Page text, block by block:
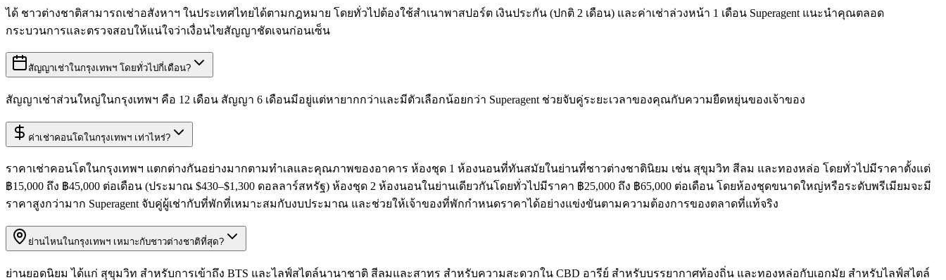
ได้ ชาวต่างชาติสามารถเช่าอสังหาฯ ในประเทศไทยได้ตามกฎหมาย โดยทั่วไปต้องใช้สำเนาพาสปอร์ต เงินประกัน (ปกติ 2 เดือน) และค่าเช่าล่วงหน้า 1 เดือน Superagent แนะนำคุณตลอด
กระบวนการและตรวจสอบให้แน่ใจว่าเงื่อนไขสัญญาชัดเจนก่อนเซ็น
สัญญาเช่าในกรุงเทพฯ โดยทั่วไปกี่เดือน?
สัญญาเช่าส่วนใหญ่ในกรุงเทพฯ คือ 12 เดือน สัญญา 6 เดือนมีอยู่แต่หายากกว่าและมีตัวเลือกน้อยกว่า Superagent ช่วยจับคู่ระยะเวลาของคุณกับความยืดหยุ่นของเจ้าของ
ค่าเช่าคอนโดในกรุงเทพฯ เท่าไหร่?
ราคาเช่าคอนโดในกรุงเทพฯ แตกต่างกันอย่างมากตามทำเลและคุณภาพของอาคาร ห้องชุด 1 ห้องนอนที่ทันสมัยในย่านที่ชาวต่างชาตินิยม เช่น สุขุมวิท สีลม และทองหล่อ โดยทั่วไปมีราคาตั้งแต่
฿15,000 ถึง ฿45,000 ต่อเดือน (ประมาณ $430–$1,300 ดอลลาร์สหรัฐ) ห้องชุด 2 ห้องนอนในย่านเดียวกันโดยทั่วไปมีราคา ฿25,000 ถึง ฿65,000 ต่อเดือน โดยห้องชุดขนาดใหญ่หรือระดับพรีเมียมจะมี
ราคาสูงกว่ามาก Superagent จับคู่ผู้เช่ากับที่พักที่เหมาะสมกับงบประมาณ และช่วยให้เจ้าของที่พักกำหนดราคาได้อย่างแข่งขันตามความต้องการของตลาดที่แท้จริง
ย่านไหนในกรุงเทพฯ เหมาะกับชาวต่างชาติที่สุด?
ย่านยอดนิยม ได้แก่ สุขุมวิท สำหรับการเข้าถึง BTS และไลฟ์สไตล์นานาชาติ สีลมและสาทร สำหรับความสะดวกใน CBD อารีย์ สำหรับบรรยากาศท้องถิ่น และทองหล่อกับเอกมัย สำหรับไลฟ์สไตล์